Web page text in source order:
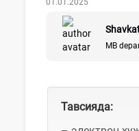
MB
Тавсияда: